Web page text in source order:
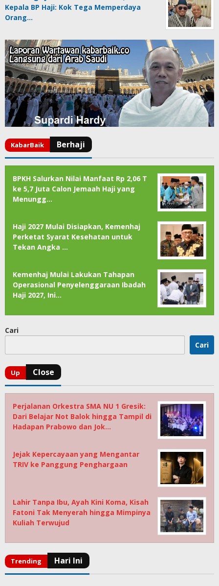
Kepala BP Haji: Kok Tega Memperdaya
Orang…
BPKH Salurkan Nilai Manfaat Rp 2,06 T
ke 5,7 Juta Calon Jemaah Haji yang
Menungg…
Haji 2027 Mulai Disiapkan, Kemenhaj
Perketat Syarat Kesehatan untuk
Tekan Angka …
Kemenhaj Mulai Lakukan Tahapan
Operasional Penyelenggaraan Ibadah
Haji 2027, Ini…
Cari
Cari
Perjalanan Orkestra SMA NU 1 Gresik:
Dari Belajar Not Balok hingga Tampil di
Hadapan Prabowo dan Jok…
Jejak Kepercayaan yang Mengantar
TRIV ke Panggung Penghargaan
Lahir Tanpa Ibu, Ayah Kini Koma, Kisah
Fatoni Tak Menyerah hingga Mimpinya
Kuliah Terwujud